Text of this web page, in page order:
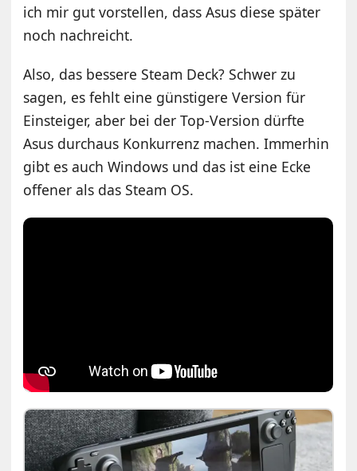
ich mir gut vorstellen, dass Asus diese später
noch nachreicht.
Also, das bessere Steam Deck? Schwer zu
sagen, es fehlt eine günstigere Version für
Einsteiger, aber bei der Top-Version dürfte
Asus durchaus Konkurrenz machen. Immerhin
gibt es auch Windows und das ist eine Ecke
offener als das Steam OS.